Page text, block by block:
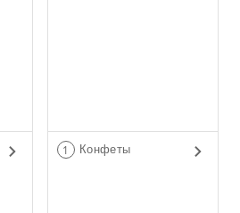
1 Конфеты